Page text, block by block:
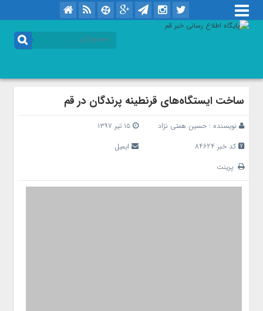
ساخت ایستگاه‌های قرنطینه پرندگان در قم
نویسنده : حسین همتی نژاد
۱۵ تیر ۱۳۹۷
کد خبر 84624
ایمیل
پرینت